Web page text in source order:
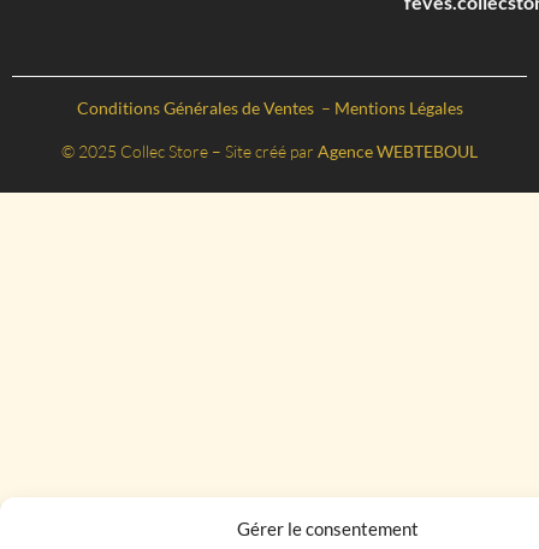
Gérer le consentement
Conditions Générales de Ventes – Mentions Légales
© 2025 Collec Store – Site créé par Agence WEBTEBOUL